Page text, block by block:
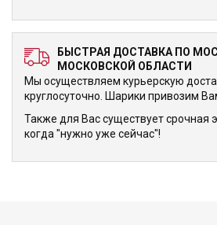
БЫСТРАЯ ДОСТАВКА ПО
МОСКОВСКОЙ ОБЛАСТИ
Мы осуществляем курьерскую
круглосуточно. Шарики привозим
Также для Вас существует срочная
когда "нужно уже сейчас"!